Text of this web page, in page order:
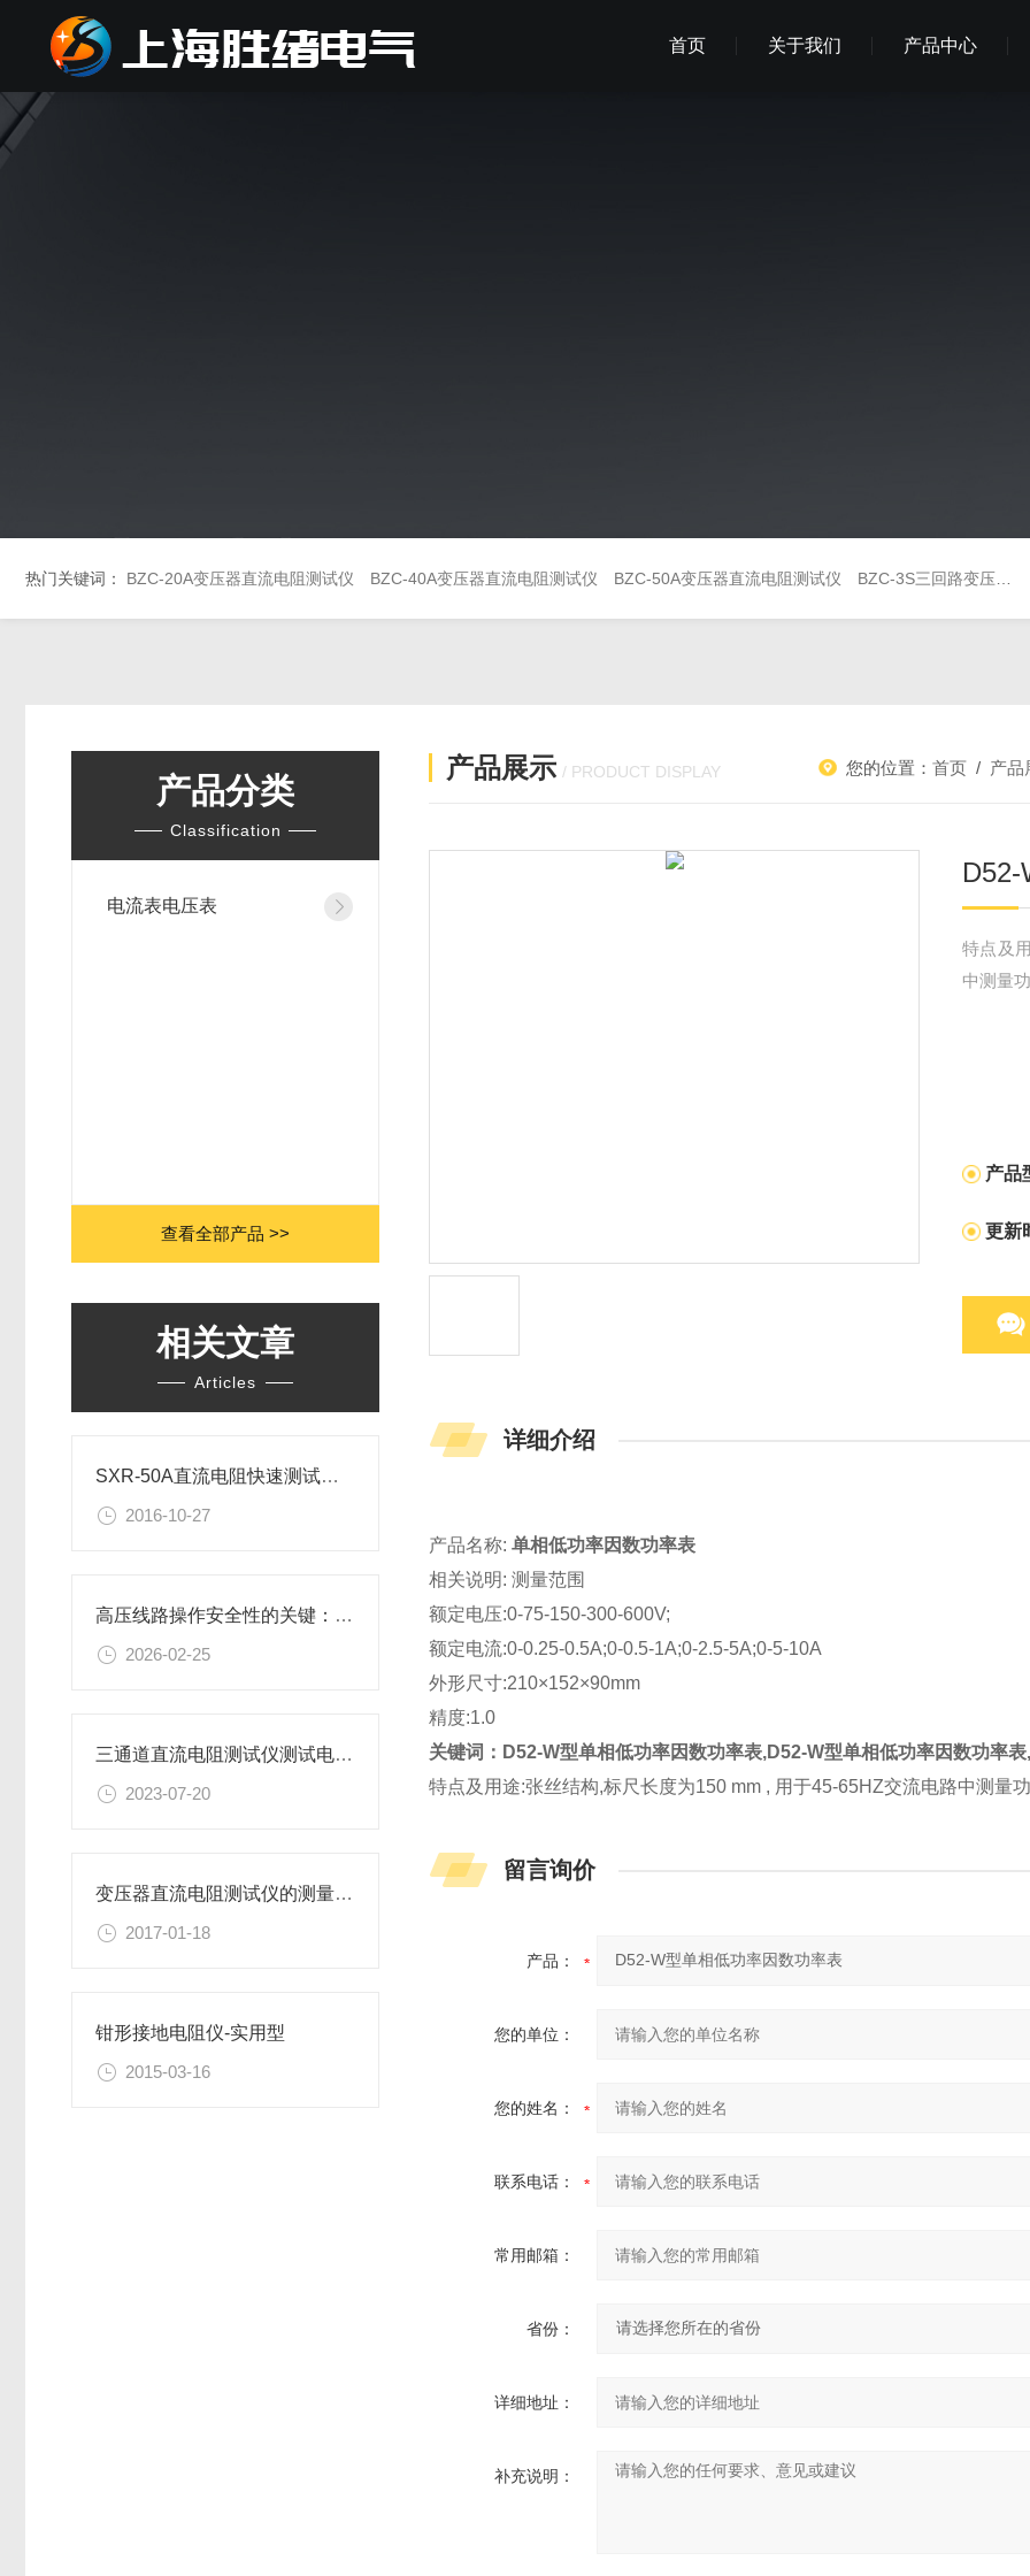
首页 关于我们 产品中心
热门关键词： BZC-20A变压器直流电阻测试仪 BZC-40A变压器直流电阻测试仪 BZC-50A变压器直流电阻测试仪 BZC-3S三回路变压器直流电阻测试仪
产品分类
Classification
电流表电压表
查看全部产品 >>
相关文章
Articles
SXR-50A直流电阻快速测试仪缩短测量时间
2016-10-27
高压线路操作安全性的关键：无线高压核相仪
2026-02-25
三通道直流电阻测试仪测试电流是什么？
2023-07-20
变压器直流电阻测试仪的测量方法
2017-01-18
钳形接地电阻仪-实用型
2015-03-16
产品展示 / PRODUCT DISPLAY 您的位置： 首页 / 产品
特点及
中测量功
产品
更新
详细介绍
产品名称:单相低功率因数功率表
相关说明: 测量范围
额定电压:0-75-150-300-600V;
额定电流:0-0.25-0.5A;0-0.5-1A;0-2.5-5A;0-5-10A
外形尺寸:210×152×90mm
精度:1.0
关键词：D52-W型单相低功率因数功率表,D52-W型单相低功率因数功率表,
特点及用途:张丝结构,标尺长度为150 mm , 用于45-65HZ交流电路中测量功
留言询价
产品：
您的单位：
您的姓名：
联系电话：
常用邮箱：
省份：
详细地址：
补充说明：